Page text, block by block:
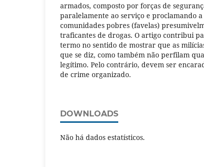
armados, composto por forças de
paralelamente ao serviço e proclamando
comunidades pobres (favelas)
traficantes de drogas. O artigo contribui
termo no sentido de mostrar que as
que se diz, como também não perfilam
legítimo. Pelo contrário, devem ser
de crime organizado.
DOWNLOADS
Não há dados estatísticos.